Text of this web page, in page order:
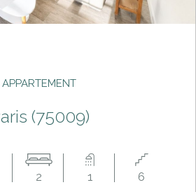
APPARTEMENT
paris (75009)
2 1 6